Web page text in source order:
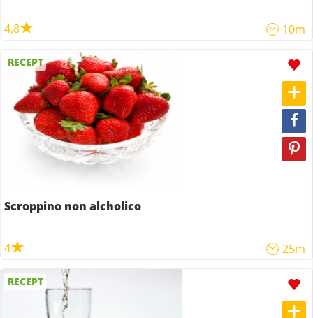
4,8 10m
RECEPT
Scroppino non alcholico
4 25m
RECEPT